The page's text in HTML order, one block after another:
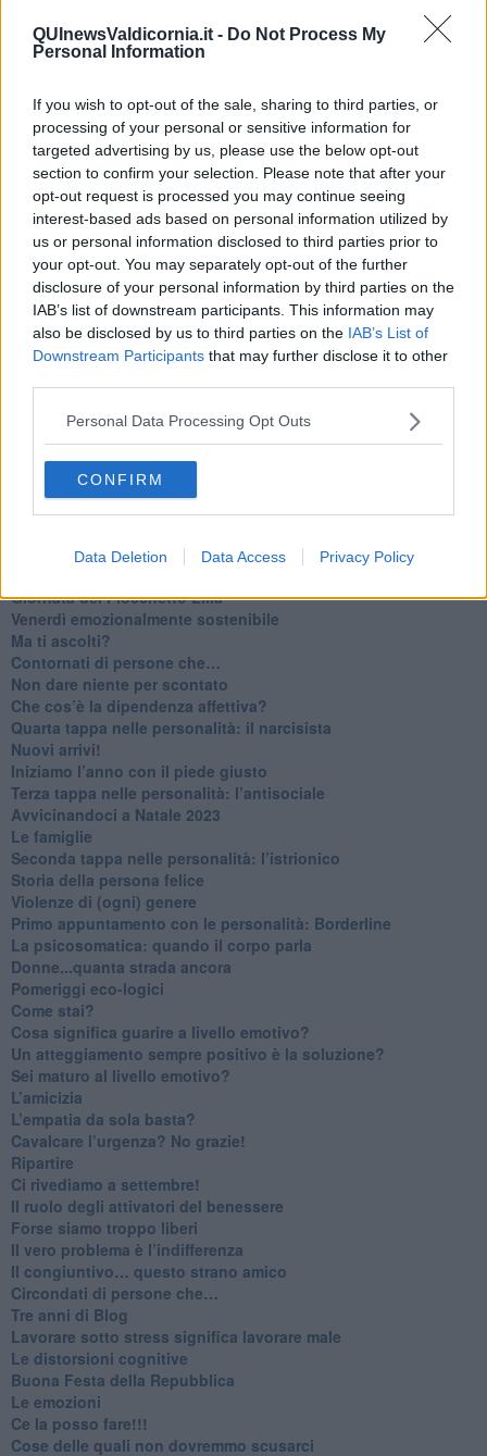
QUInewsValdicornia.it - Do Not Process My
Personal Information
If you wish to opt-out of the sale, sharing to third parties, or
processing of your personal or sensitive information for
targeted advertising by us, please use the below opt-out
section to confirm your selection. Please note that after your
opt-out request is processed you may continue seeing
interest-based ads based on personal information utilized by
us or personal information disclosed to third parties prior to
your opt-out. You may separately opt-out of the further
disclosure of your personal information by third parties on the
IAB’s list of downstream participants. This information may
also be disclosed by us to third parties on the IAB’s List of
Downstream Participants that may further disclose it to other
Personal Data Processing Opt Outs
CONFIRM
Data Deletion Data Access Privacy Policy
​Il pensiero dicotomico e la salute mentale
​Consigli di lettura per genitori e non solo
​Differenze tra persone frustrate e non
L’invisibile fatica mentale
Vacanze a km zero
​Buone Vacan(si)e!
​Il lato positivo delle cose
​Storie antiche di tempi moderni
​Quello che alle mamme non dicono
Adultescenza
Homo imbecillis
​4 anni di Blog
Quando il silenzio è aggressivo
​Il passato, questo conosciuto!
​Clima ballerino e sbalzi d’umore
Non hanno un amico a teatro​
​Tutta una questione di rispetto
​Cose che ci esauriscono
​Vespa che passione!
​Lasciate ai vostri figli il diritto di piangere
​Essere genitori di un adolescente
​Giornata del Fiocchetto Lilla
​Venerdì emozionalmente sostenibile
Ma ti ascolti?
Contornati di persone che…
Non dare niente per scontato
Che cos’è la dipendenza affettiva?
Quarta tappa nelle personalità: il narcisista
​Nuovi arrivi!
​Iniziamo l’anno con il piede giusto
​Terza tappa nelle personalità: l’antisociale
​Avvicinandoci a Natale 2023
Le famiglie
Seconda tappa nelle personalità: l’istrionico
​Storia della persona felice
Violenze di (ogni) genere
​Primo appuntamento con le personalità: Borderline
La psicosomatica: quando il corpo parla
Donne...quanta strada ancora
​Pomeriggi eco-logici
​Come stai?
Cosa significa guarire a livello emotivo?
​Un atteggiamento sempre positivo è la soluzione?
​Sei maturo al livello emotivo?
​L’amicizia
​L’empatia da sola basta?
​Cavalcare l’urgenza? No grazie!
Ripartire
​Ci rivediamo a settembre!
​Il ruolo degli attivatori del benessere
​Forse siamo troppo liberi
​Il vero problema è l’indifferenza
​Il congiuntivo… questo strano amico
​Circondati di persone che…
​Tre anni di Blog
​Lavorare sotto stress significa lavorare male
​Le distorsioni cognitive
​Buona Festa della Repubblica
Le emozioni
​Ce la posso fare!!!
​Cose delle quali non dovremmo scusarci